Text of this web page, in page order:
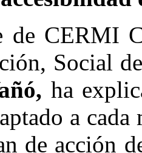
de CERMI
Social
ha
a
de acción